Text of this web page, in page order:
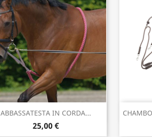
ABBASSATESTA IN CORDA...
25,00 €
Anteprima